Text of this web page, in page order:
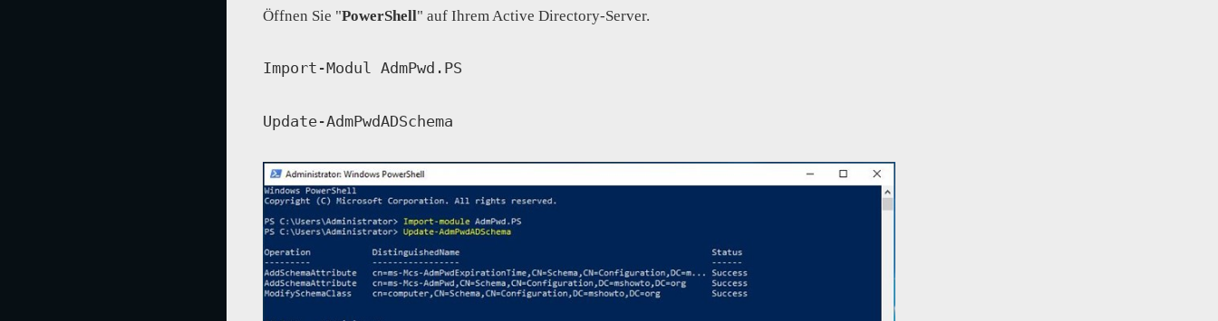
Öffnen Sie "PowerShell" auf Ihrem Active Directory-Server.
Import-Modul AdmPwd.PS
Update-AdmPwdADSchema